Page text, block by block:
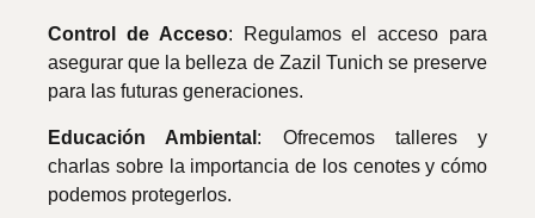
Control de Acceso: Regulamos el acceso para
asegurar que la belleza de Zazil Tunich se preserve
para las futuras generaciones.
Educación Ambiental : Ofrecemos talleres y
charlas sobre la importancia de los cenotes y cómo
podemos protegerlos.